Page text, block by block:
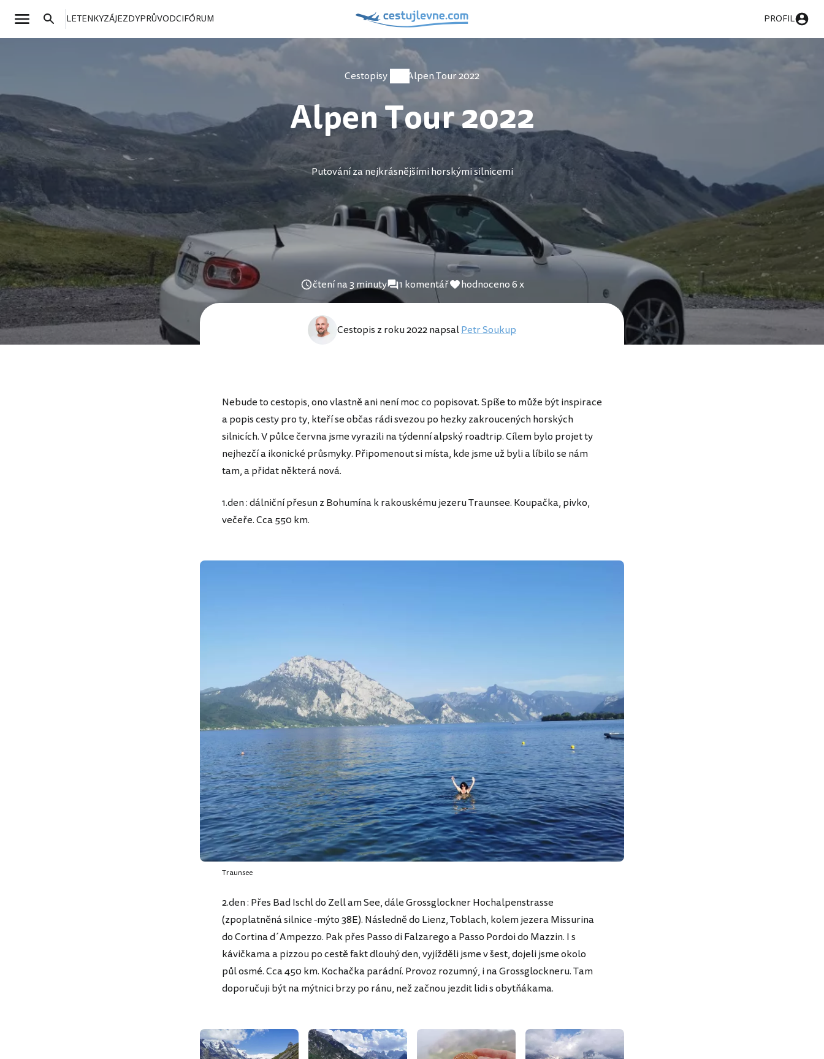
LETENKYZÁJEZDYPRŮVODCIFÓRUM PROFIL
Cestopisy Alpen Tour 2022
Alpen Tour 2022
Putování za nejkrásnějšími horskými silnicemi
čtení na 3 minuty 1 komentář hodnoceno 6 x
Cestopis z roku 2022 napsalPetr Soukup
Nebude to cestopis, ono vlastně ani není moc co popisovat. Spíše to může být inspirace
a popis cesty pro ty, kteří se občas rádi svezou po hezky zakroucených horských
silnicích. V půlce června jsme vyrazili na týdenní alpský roadtrip. Cílem bylo projet ty
nejhezčí a ikonické průsmyky. Připomenout si místa, kde jsme už byli a líbilo se nám
tam, a přidat některá nová.
1.den : dálniční přesun z Bohumína k rakouskému jezeru Traunsee. Koupačka, pivko,
večeře. Cca 550 km.
Traunsee
2.den : Přes Bad Ischl do Zell am See, dále Grossglockner Hochalpenstrasse
(zpoplatněná silnice -mýto 38E). Následně do Lienz, Toblach, kolem jezera Missurina
do Cortina d´Ampezzo. Pak přes Passo di Falzarego a Passo Pordoi do Mazzin. I s
kávičkama a pizzou po cestě fakt dlouhý den, vyjížděli jsme v šest, dojeli jsme okolo
půl osmé. Cca 450 km. Kochačka parádní. Provoz rozumný, i na Grossglockneru. Tam
doporučuji být na mýtnici brzy po ránu, než začnou jezdit lidi s obytňákama.